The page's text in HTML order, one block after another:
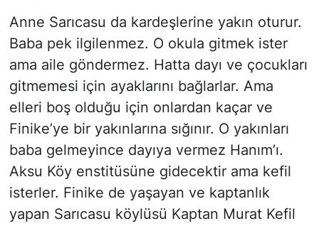
Anne Sarıcasu da kardeşlerine yakın oturur.
Baba pek ilgilenmez. O okula gitmek ister
ama aile göndermez. Hatta dayı ve çocukları
gitmemesi için ayaklarını bağlarlar. Ama
elleri boş olduğu için onlardan kaçar ve
Finike’ye bir yakınlarına sığınır. O yakınları
baba gelmeyince dayıya vermez Hanım’ı.
Aksu Köy enstitüsüne gidecektir ama kefil
isterler. Finike de yaşayan ve kaptanlık
yapan Sarıcasu köylüsü Kaptan Murat Kefil